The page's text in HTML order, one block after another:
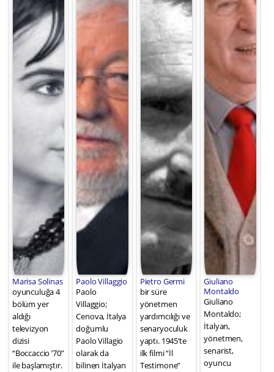
Marisa Solinas
oyunculuğa 4
bölüm yer
aldığı
televizyon
dizisi
“Boccaccio ’70”
ile başlamıştır.
Paolo Villaggio
Paolo
Villaggio;
Cenova, İtalya
doğumlu
Paolo Villagio
olarak da
bilinen İtalyan
Pietro Germi
bir süre
yönetmen
yardımcılığı ve
senaryoculuk
yaptı. 1945’te
ilk filmi “İl
Testimone”
Giuliano
Montaldo
Giuliano
Montaldo;
İtalyan,
yönetmen,
senarist,
oyuncu